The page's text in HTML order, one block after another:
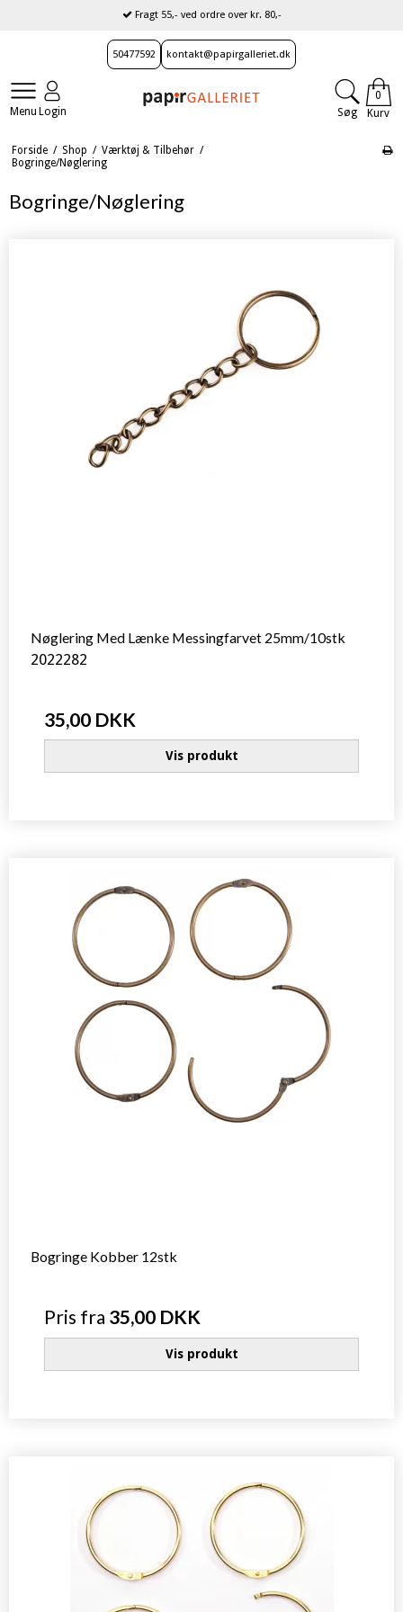
Fragt 55,- ved ordre over kr. 80,-
50477592 kontakt@papirgalleriet.dk
Menu Login
0
Kurv
Søg
Forside / Shop / Værktøj & Tilbehør /
Bogringe/Nøglering
Bogringe/Nøglering
Nøglering Med Lænke Messingfarvet 25mm/10stk
2022282
35,00 DKK
Vis produkt
Bogringe Kobber 12stk
Pris fra 35,00 DKK
Vis produkt